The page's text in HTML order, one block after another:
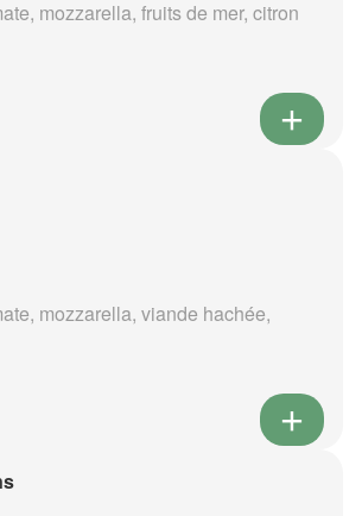
mozzarella, fruits de mer, citron
mozzarella, viande hachée,